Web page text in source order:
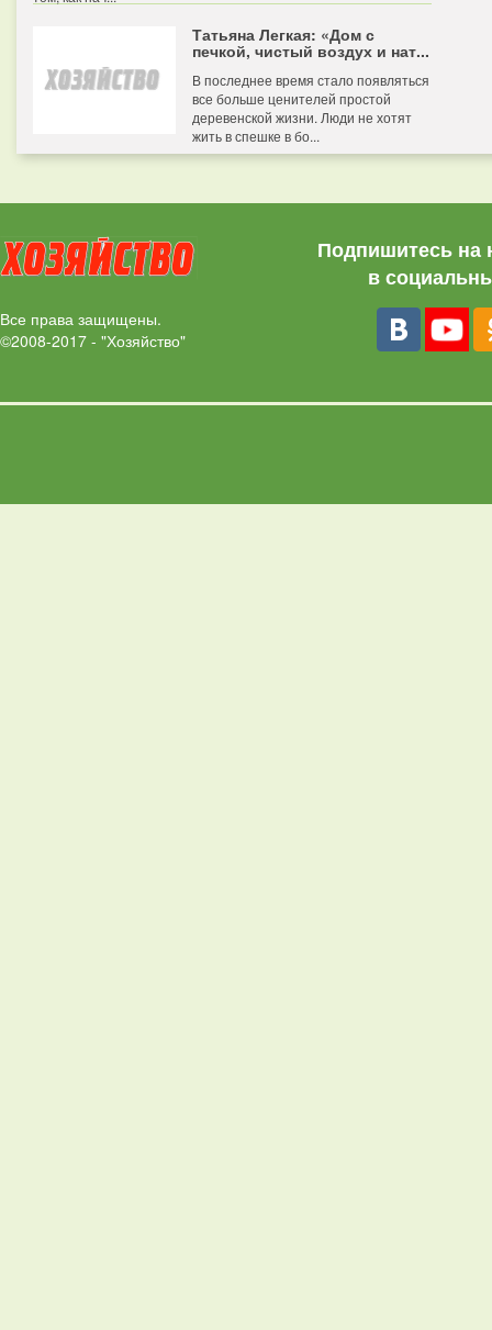
Татьяна Легкая: «Дом с
печкой, чистый воздух и нат...
В последнее время стало появляться
все больше ценителей простой
деревенской жизни. Люди не хотят
жить в спешке в бо...
Все права защищены.
©2008-2017 - "Хозяйство"
Подпишитесь на
в